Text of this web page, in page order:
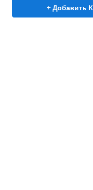
+ Добавить